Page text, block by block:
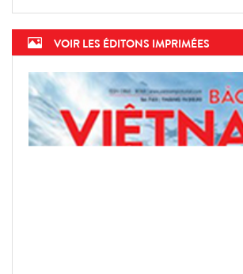
VOIR LES ÉDITONS IMPRIMÉES